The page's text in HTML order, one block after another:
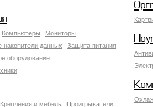
Компьютеры
Мониторы
накопители данных
Защита питания
оборудование
Крепления и мебель Проигрыватели